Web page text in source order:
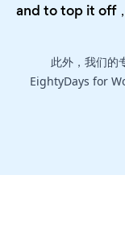
and to top it off
此外，我们的
EightyDays for